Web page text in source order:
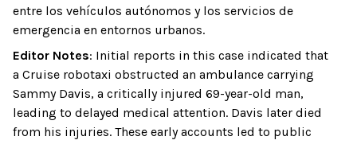
entre los vehículos autónomos y los servicios de
emergencia en entornos urbanos.
Editor Notes: Initial reports in this case indicated that
a Cruise robotaxi obstructed an ambulance carrying
Sammy Davis, a critically injured 69-year-old man,
leading to delayed medical attention. Davis later died
from his injuries. These early accounts led to public